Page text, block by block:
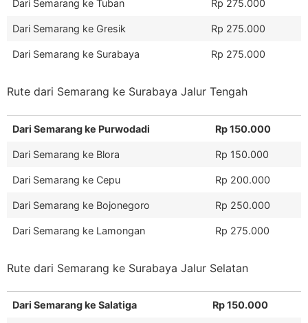
Dari Semarang ke Tuban Rp 275.000
Dari Semarang ke Gresik Rp 275.000
Dari Semarang ke Surabaya Rp 275.000
Rute dari Semarang ke Surabaya Jalur Tengah
Dari Semarang ke Purwodadi Rp 150.000
Dari Semarang ke Blora Rp 150.000
Dari Semarang ke Cepu Rp 200.000
Dari Semarang ke Bojonegoro Rp 250.000
Dari Semarang ke Lamongan Rp 275.000
Rute dari Semarang ke Surabaya Jalur Selatan
Dari Semarang ke Salatiga Rp 150.000